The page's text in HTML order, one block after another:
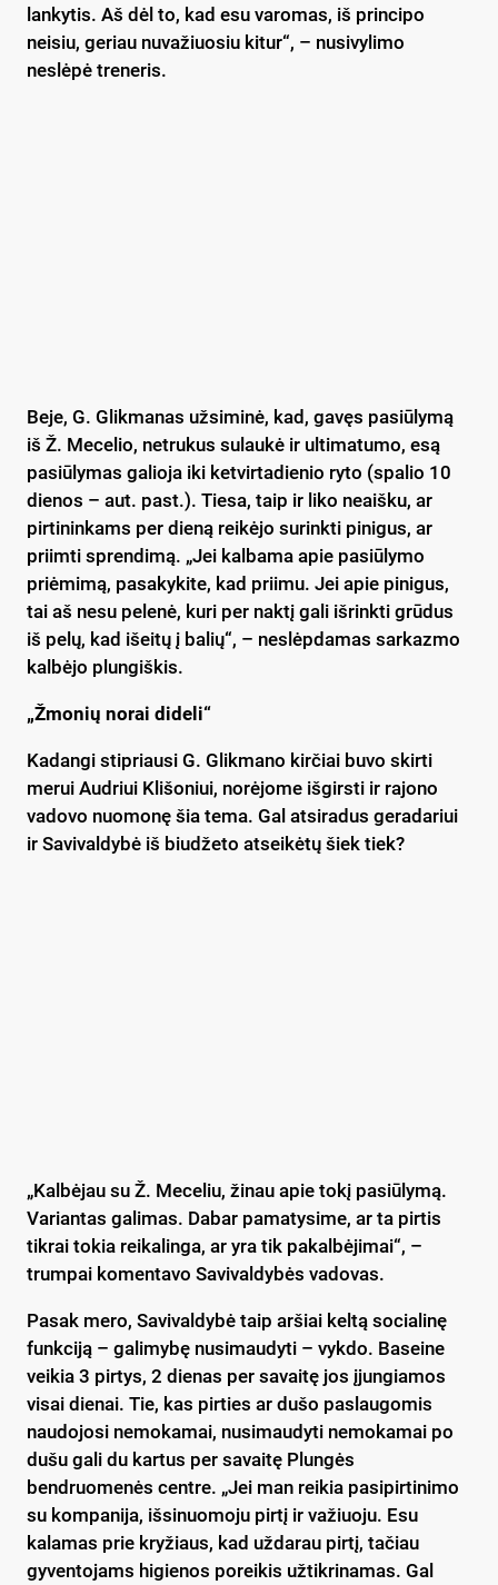
lankytis. Aš dėl to, kad esu varomas, iš principo
neisiu, geriau nuvažiuosiu kitur“, – nusivylimo
neslėpė treneris.
Beje, G. Glikmanas užsiminė, kad, gavęs pasiūlymą
iš Ž. Mecelio, netrukus sulaukė ir ultimatumo, esą
pasiūlymas galioja iki ketvirtadienio ryto (spalio 10
dienos – aut. past.). Tiesa, taip ir liko neaišku, ar
pirtininkams per dieną reikėjo surinkti pinigus, ar
priimti sprendimą. „Jei kalbama apie pasiūlymo
priėmimą, pasakykite, kad priimu. Jei apie pinigus,
tai aš nesu pelenė, kuri per naktį gali išrinkti grūdus
iš pelų, kad išeitų į balių“, – neslėpdamas sarkazmo
kalbėjo plungiškis.
„Žmonių norai dideli“
Kadangi stipriausi G. Glikmano kirčiai buvo skirti
merui Audriui Klišoniui, norėjome išgirsti ir rajono
vadovo nuomonę šia tema. Gal atsiradus geradariui
ir Savivaldybė iš biudžeto atseikėtų šiek tiek?
„Kalbėjau su Ž. Meceliu, žinau apie tokį pasiūlymą.
Variantas galimas. Dabar pamatysime, ar ta pirtis
tikrai tokia reikalinga, ar yra tik pakalbėjimai“, –
trumpai komentavo Savivaldybės vadovas.
Pasak mero, Savivaldybė taip aršiai keltą socialinę
funkciją – galimybę nusimaudyti – vykdo. Baseine
veikia 3 pirtys, 2 dienas per savaitę jos įjungiamos
visai dienai. Tie, kas pirties ar dušo paslaugomis
naudojosi nemokamai, nusimaudyti nemokamai po
dušu gali du kartus per savaitę Plungės
bendruomenės centre. „Jei man reikia pasipirtinimo
su kompanija, išsinuomoju pirtį ir važiuoju. Esu
kalamas prie kryžiaus, kad uždarau pirtį, tačiau
gyventojams higienos poreikis užtikrinamas. Gal